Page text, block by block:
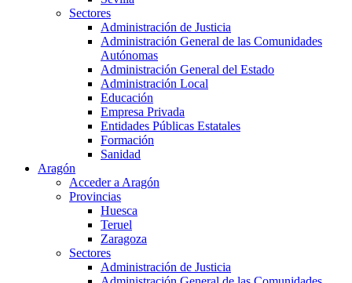
Sectores
Administración de Justicia
Administración General de las Comunidades
Autónomas
Administración General del Estado
Administración Local
Educación
Empresa Privada
Entidades Públicas Estatales
Formación
Sanidad
Aragón
Acceder a Aragón
Provincias
Huesca
Teruel
Zaragoza
Sectores
Administración de Justicia